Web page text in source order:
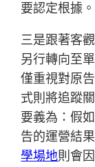
要認定根據。
三是跟著客
另行轉向至
僅重視對原
式則將追蹤
要義為：假
告的運營結
學場地則會